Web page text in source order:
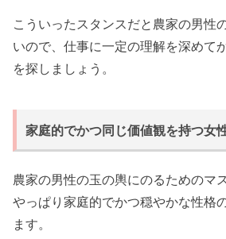
こういったスタンスだと農家の男性
いので、仕事に一定の理解を深めて
を探しましょう。
家庭的でかつ同じ価値観を持つ女
農家の男性の玉の輿にのるためのマ
やっぱり家庭的でかつ穏やかな性格
ます。